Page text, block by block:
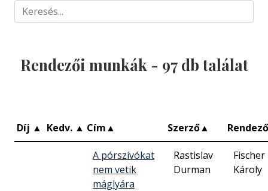
Rendezői munkák - 97db találat
Díj ▲ Kedv. ▲ Cím▲ Szerző▲ Rendező
A pórszívókat
nem vetik
máglyára
Rastislav
Durman
Fischer
Károly